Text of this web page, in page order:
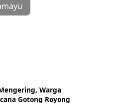
Warga
Gotong Royong